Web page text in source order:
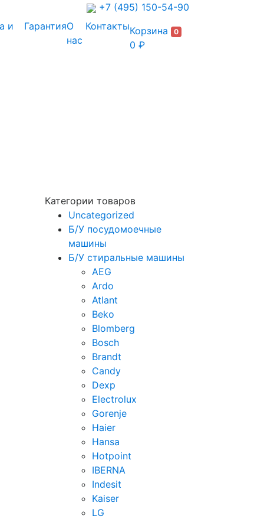
+7 (495) 150-54-90
и
ГарантияО
нас
КонтактыКорзина 0
0 ₽
Категории товаров
Uncategorized
Б/У посудомоечные
машины
Б/У стиральные машины
AEG
Ardo
Atlant
Beko
Blomberg
Bosch
Brandt
Candy
Dexp
Electrolux
Gorenje
Haier
Hansa
Hotpoint
IBERNA
Indesit
Kaiser
LG